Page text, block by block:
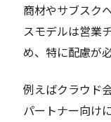
商材やサブスク
スモデルは営業
め、特に配慮が
例えばクラウド
パートナー向け